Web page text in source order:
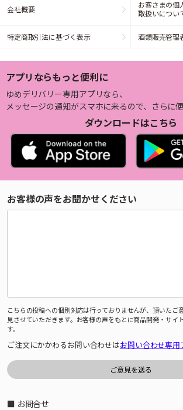
会社概要
お客さまの個
取扱いについ
特定商取引法に基づく表示 酒類販売管理
アプリならもっと便利に
ゆめデリバリー専用アプリなら、
メッセージの通知がスマホに来るので、さらに便
ダウンロードはこちら
お客様の声をお聞かせください
こちらの投稿への個別対応は行っておりませんが、頂いたご
見させていただきます。お客様の声をもとに商品開発・サイ
す。
ご注文にかかわるお問い合わせはお問い合わせ専用
■ お問合せ